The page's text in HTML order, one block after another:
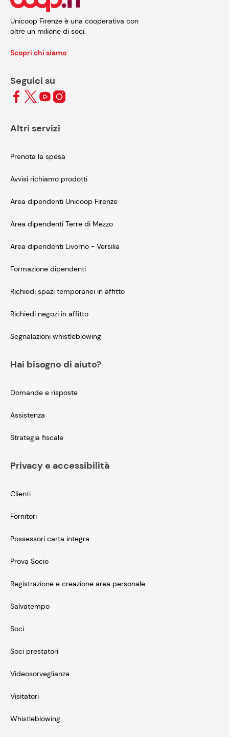
Unicoop Firenze è una cooperativa con
oltre un milione di soci.
Scopri chi siamo
Seguici su
Altri servizi
Prenota la spesa
Avvisi richiamo prodotti
Area dipendenti Unicoop Firenze
Area dipendenti Terre di Mezzo
Area dipendenti Livorno - Versilia
Formazione dipendenti
Richiedi spazi temporanei in affitto
Richiedi negozi in affitto
Segnalazioni whistleblowing
Hai bisogno di aiuto?
Domande e risposte
Assistenza
Strategia fiscale
Privacy e accessibilità
Clienti
Fornitori
Possessori carta integra
Prova Socio
Registrazione e creazione area personale
Salvatempo
Soci
Soci prestatori
Videosorveglianza
Visitatori
Whistleblowing